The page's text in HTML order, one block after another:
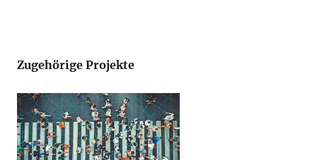
Zugehörige Projekte